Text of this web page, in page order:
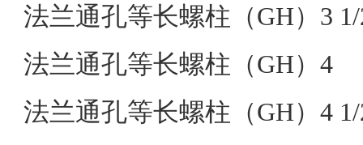
法兰通孔等长螺柱（GH）3
法兰通孔等长螺柱（GH）4
法兰通孔等长螺柱（GH）4